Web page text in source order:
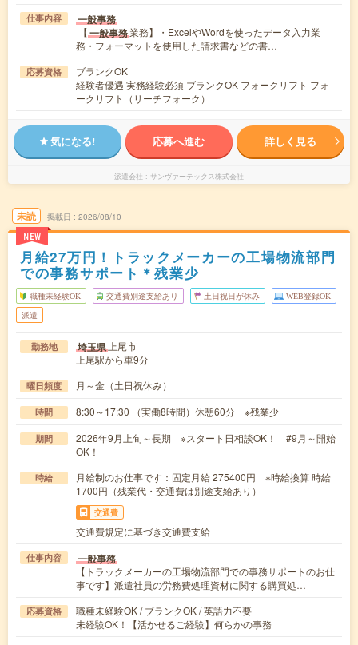
仕事内容 一般事務
【一般事務業務】・ExcelやWordを使ったデータ入力業
務・フォーマットを使用した請求書などの書…
応募資格
ブランクOK
経験者優遇 実務経験必須 ブランクOK フォークリフト フォ
ークリフト（リーチフォーク）
気になる! 応募へ進む 詳しく見る
派遣会社 サンヴァーテックス株式会社
未読
NEW
掲載日 2026/08/10
月給27万円！トラックメーカーの工場物流部門
での事務サポート＊残業少
職種未経験OK 交通費別途支給あり 土日祝日が休み WEB登録OK
派遣
勤務地 埼玉県 上尾市
上尾駅から車9分
曜日頻度 月～金（土日祝休み）
時間 8:30～17:30 （実働8時間）休憩60分 ※残業少
期間
2026年9月上旬～長期 ※スタート日相談OK！ #9月～開始
OK！
時給
月給制のお仕事です：固定月給 275400円 ※時給換算 時給
1700円（残業代・交通費は別途支給あり）
交通費
交通費規定に基づき交通費支給
仕事内容 一般事務
【トラックメーカーの工場物流部門での事務サポートのお仕
事です】派遣社員の労務費処理資材に関する購買処…
応募資格
職種未経験OK / ブランクOK / 英語力不要
未経験OK！【活かせるご経験】何らかの事務